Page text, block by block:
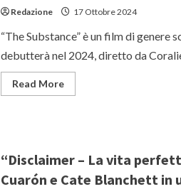
con
Culkin
Redazione 17 Ottobre 2024
“The Substance” è un film di genere
debutterà nel 2024, diretto da Coralie
Read MoreRead
more
disturbante
Demi
“Disclaimer – La vita
Cuarón e Cate Blanchett in